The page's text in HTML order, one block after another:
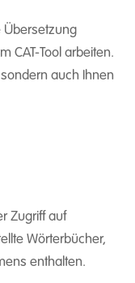
Übersetzung
CAT-Tool arbeiten.
auch Ihnen
Zugriff auf
Wörterbücher,
enthalten.